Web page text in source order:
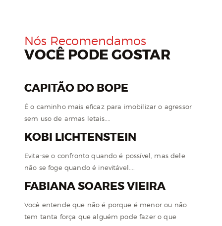
Nós Recomendamos
VOCÊ PODE GOSTAR
CAPITÃO DO BOPE
É o caminho mais eficaz para imobilizar o agressor
sem uso de armas letais....
KOBI LICHTENSTEIN
Evita-se o confronto quando é possível, mas dele
não se foge quando é inevitável....
FABIANA SOARES VIEIRA
Você entende que não é porque é menor ou não
tem tanta força que alguém pode fazer o que